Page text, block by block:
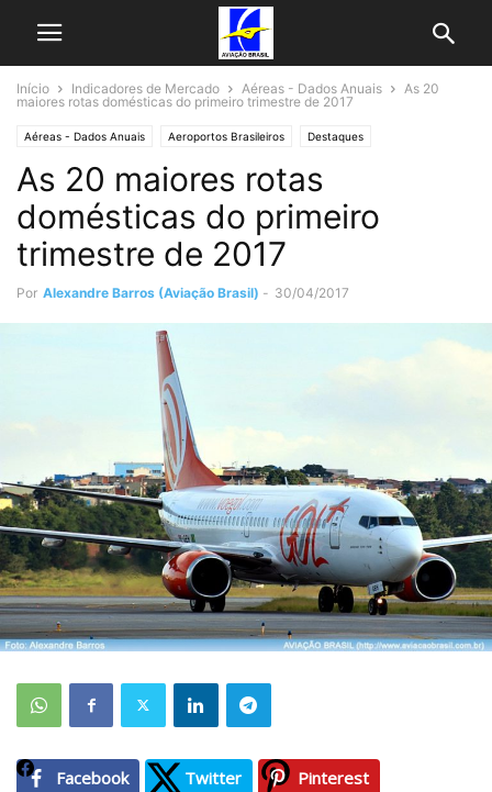
Início Indicadores de Mercado Aéreas - Dados Anuais
As 20
maiores rotas domésticas do primeiro trimestre de 2017
Aéreas - Dados Anuais Aeroportos Brasileiros Destaques
Indicadores de Mercado Últimas Noticias
As 20 maiores rotas
domésticas do primeiro
trimestre de 2017
Por Alexandre Barros (Aviação Brasil) - 30/04/2017
Facebook Twitter
Pinterest